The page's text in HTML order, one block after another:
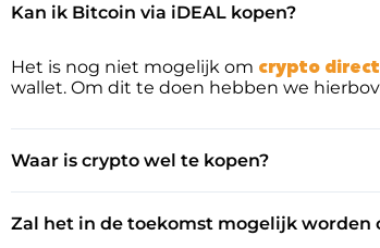
Kan ik Bitcoin via iDEAL kopen?
Het is nog niet mogelijk om crypto direct
wallet. Om dit te doen hebben we
Waar is crypto wel te kopen?
Zal het in de toekomst mogelijk worden